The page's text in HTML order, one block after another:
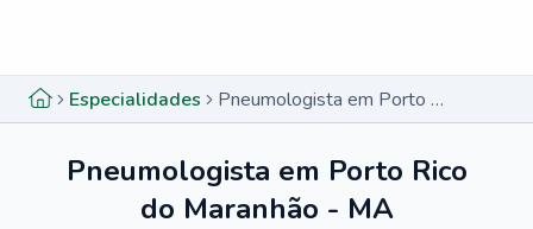
Especialidades Pneumologista em Porto Rico do Maranhão - MA
Pneumologista em Porto Rico
do Maranhão - MA